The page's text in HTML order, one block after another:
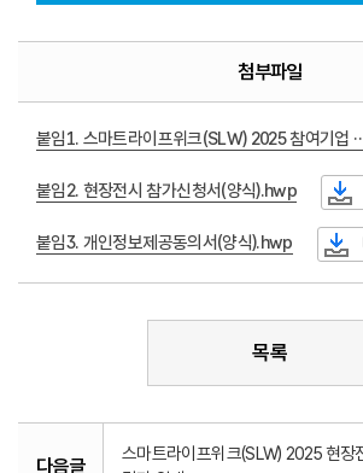
첨부파일
붙임1. 스마트라이프위크
붙임2. 현장전시 참가신청서(양식).hwp
붙임3. 개인정보제공동의서(양식).hwp
목록
다음글
스마트라이프위크(SLW) 2025 현장